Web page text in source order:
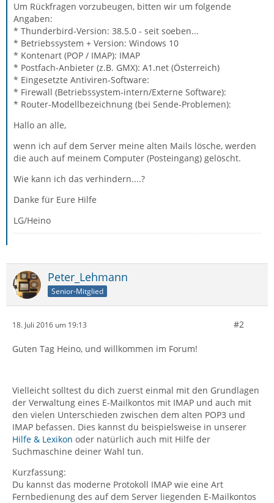
Um Rückfragen vorzubeugen, bitten wir um folgende
Angaben:
* Thunderbird-Version: 38.5.0 - seit soeben...
* Betriebssystem + Version: Windows 10
* Kontenart (POP / IMAP): IMAP
* Postfach-Anbieter (z.B. GMX): A1.net (Österreich)
* Eingesetzte Antiviren-Software:
* Firewall (Betriebssystem-intern/Externe Software):
* Router-Modellbezeichnung (bei Sende-Problemen):
Hallo an alle,
wenn ich auf dem Server meine alten Mails lösche, werden
die auch auf meinem Computer (Posteingang) gelöscht.
Wie kann ich das verhindern....?
Danke für Eure Hilfe
LG/Heino
Peter_Lehmann
Senior-Mitglied
18. Juli 2016 um 19:13 #2
Guten Tag Heino, und willkommen im Forum!
Vielleicht solltest du dich zuerst einmal mit den Grundlagen
der Verwaltung eines E-Mailkontos mit IMAP und auch mit
den vielen Unterschieden zwischen dem alten POP3 und
IMAP befassen. Dies kannst du beispielsweise in unserer
Hilfe & Lexikon oder natürlich auch mit Hilfe der
Suchmaschine deiner Wahl tun.
Kurzfassung:
Du kannst das moderne Protokoll IMAP wie eine Art
Fernbedienung des auf dem Server liegenden E-Mailkontos